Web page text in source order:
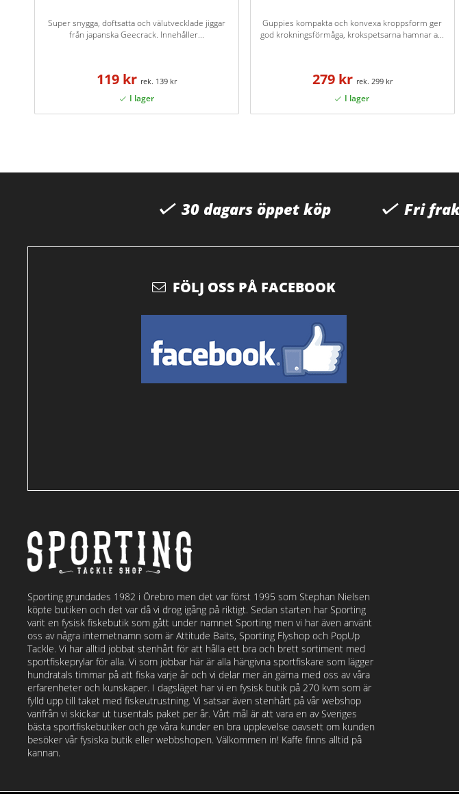
Super snygga, doftsatta och välutvecklade jiggar
från japanska Geecrack. Innehåller...
119 kr 139 kr
Guppies kompakta och konvexa kroppsform ger
god krokningsförmåga, krokspetsarna hamnar a...
279 kr 299 kr
30 dagars öppet köp Fri
FÖLJ OSS PÅ FACEBOOK
Sporting grundades 1982 i Örebro men det var först 1995 som Stephan Nielsen
köpte butiken och det var då vi drog igång på riktigt. Sedan starten har Sporting
varit en fysisk fiskebutik som gått under namnet Sporting men vi har även använt
oss av några internetnamn som är Attitude Baits, Sporting Flyshop och PopUp
Tackle. Vi har alltid jobbat stenhårt för att hålla ett bra och brett sortiment med
sportfiskeprylar för alla. Vi som jobbar här är alla hängivna sportfiskare som lägger
hundratals timmar på att fiska varje år och vi delar mer än gärna med oss av våra
erfarenheter och kunskaper. I dagsläget har vi en fysisk butik på 270 kvm som är
fylld upp till taket med fiskeutrustning. Vi satsar även stenhårt på vår webshop
varifrån vi skickar ut tusentals paket per år. Vårt mål är att vara en av Sveriges
bästa sportfiskebutiker och ge våra kunder en bra upplevelse oavsett om kunden
besöker vår fysiska butik eller webbshopen. Välkommen in! Kaffe finns alltid på
kannan.